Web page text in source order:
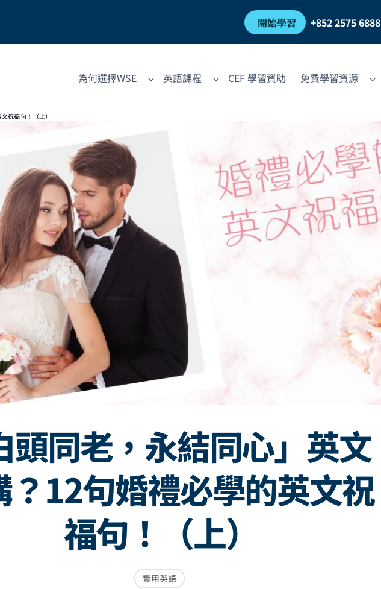
開始學習 +852 2575 6888
為何選擇WSE 英語課程 CEF 學習資助 免費學習資源
祝福句！（上）
頭同老，永結同心」英文
？12句婚禮必學的英文祝
福句！（上）
實用英語